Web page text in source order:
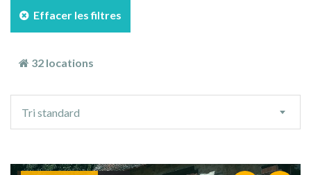
Effacer les filtres
32 locations
tri
Tri standard